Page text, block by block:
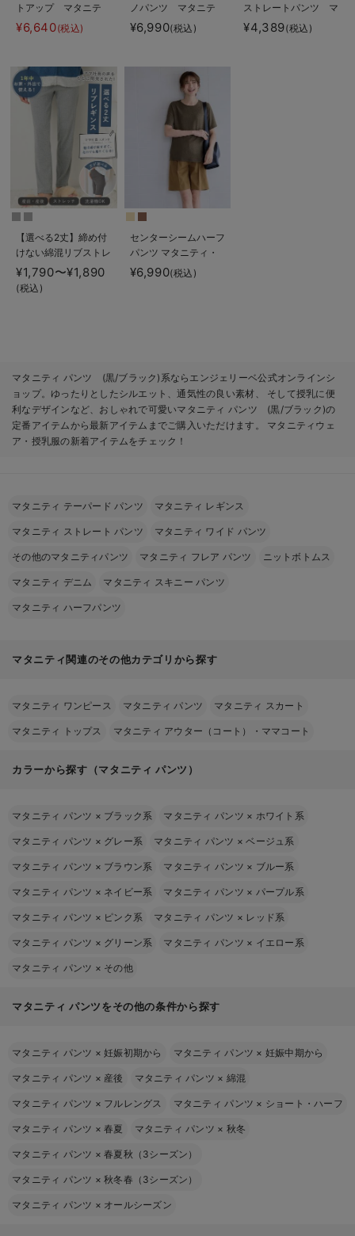
トアップ マタニテ
ィ・授乳パジャマ・ル
ームウェア・授乳服
る】
¥6,640(税込)
ノパンツ マタニテ
ィ・産後【出産後も長
く着られる】
¥6,990(税込)
ストレートパンツ マ
タニティ・産後
Rosemadame（ロー
¥4,389(税込)
【選べる2丈】締め付
けない綿混リブストレ
ートレギンス【産後ま
で長く使える】
¥1,790〜¥1,890
(税込)
センターシームハーフ
パンツ マタニティ・
産後【出産後も長く使
える】
¥6,990(税込)
マタニティ パンツ (黒/ブラック)系ならエンジェリーベ公式オンラインシ
ョップ。ゆったりとしたシルエット、通気性の良い素材、 そして授乳に便
利なデザインなど、おしゃれで可愛いマタニティ パンツ (黒/ブラック)の
定番アイテムから最新アイテムまでご購入いただけます。 マタニティウェ
ア・授乳服の新着アイテムをチェック！
マタニティ テーパード パンツ マタニティ レギンス
マタニティ ストレート パンツ マタニティ ワイド パンツ
その他のマタニティパンツ マタニティ フレア パンツ ニットボトムス
マタニティ デニム マタニティ スキニー パンツ
マタニティ ハーフパンツ
マタニティ関連のその他カテゴリから探す
マタニティ ワンピース マタニティ パンツ マタニティ スカート
マタニティ トップス マタニティ アウター（コート）・ママコート
カラーから探す（マタニティ パンツ）
マタニティ パンツ × ブラック系 マタニティ パンツ × ホワイト系
マタニティ パンツ × グレー系 マタニティ パンツ ×ベージュ系
マタニティ パンツ × ブラウン系 マタニティ パンツ × ブルー系
マタニティ パンツ × ネイビー系 マタニティ パンツ × パープル系
マタニティ パンツ × ピンク系 マタニティ パンツ × レッド系
マタニティ パンツ × グリーン系 マタニティ パンツ × イエロー系
マタニティ パンツ × その他
マタニティ パンツをその他の条件から探す
マタニティ パンツ ×妊娠初期から マタニティ パンツ × 妊娠中期から
マタニティ パンツ × 産後 マタニティ パンツ × 綿混
マタニティ パンツ × フルレングス マタニティ パンツ × ショート・ハーフ
マタニティ パンツ ×春夏 マタニティ パンツ × 秋冬
マタニティ パンツ ×春夏秋（3シーズン）
マタニティ パンツ ×秋冬春（3シーズン）
マタニティ パンツ × オールシーズン